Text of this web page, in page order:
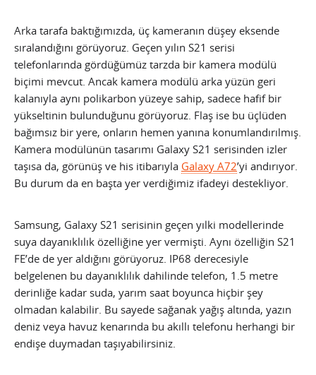
Arka tarafa baktığımızda, üç kameranın düşey eksende
sıralandığını görüyoruz. Geçen yılın S21 serisi
telefonlarında gördüğümüz tarzda bir kamera modülü
biçimi mevcut. Ancak kamera modülü arka yüzün geri
kalanıyla aynı polikarbon yüzeye sahip, sadece hafif bir
yükseltinin bulunduğunu görüyoruz. Flaş ise bu üçlüden
bağımsız bir yere, onların hemen yanına konumlandırılmış.
Kamera modülünün tasarımı Galaxy S21 serisinden izler
taşısa da, görünüş ve his itibarıyla Galaxy A72’yi andırıyor.
Bu durum da en başta yer verdiğimiz ifadeyi destekliyor.
Samsung, Galaxy S21 serisinin geçen yılki modellerinde
suya dayanıklılık özelliğine yer vermişti. Aynı özelliğin S21
FE’de de yer aldığını görüyoruz. IP68 derecesiyle
belgelenen bu dayanıklılık dahilinde telefon, 1.5 metre
derinliğe kadar suda, yarım saat boyunca hiçbir şey
olmadan kalabilir. Bu sayede sağanak yağış altında, yazın
deniz veya havuz kenarında bu akıllı telefonu herhangi bir
endişe duymadan taşıyabilirsiniz.